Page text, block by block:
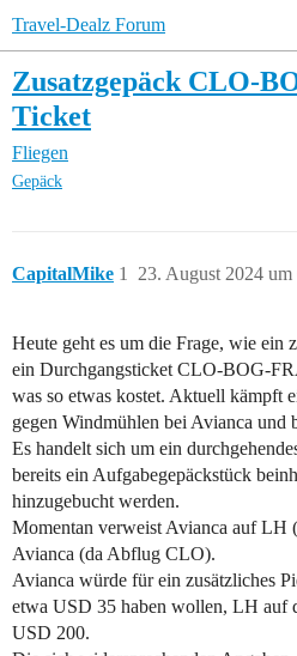
Travel-Dealz Forum
Zusatzgepäck CLO-
Ticket
Fliegen
Gepäck
CapitalMike 23. August 2024 um
1
Heute geht es um die Frage, wie ein
ein Durchgangsticket CLO-BOG-
was so etwas kostet. Aktuell kämpft
gegen Windmühlen bei Avianca und
Es handelt sich um ein
bereits ein Aufgabegepäckstück
hinzugebucht werden.
Momentan verweist Avianca auf
Avianca (da Abflug CLO).
Avianca würde für ein zusätzliches
etwa USD 35 haben wollen, LH auf
USD 200.